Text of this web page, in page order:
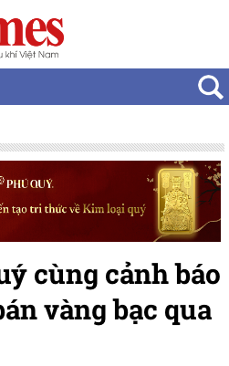
cùng cảnh báo
vàng bạc qua